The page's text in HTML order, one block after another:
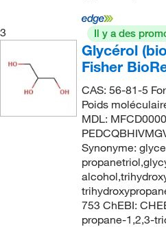
3 Il y a des
Glycérol
Fisher
CAS: 56-81-5
Poids
MDL:
Synonyme:
753 ChEBI:
propane-1,2,3-